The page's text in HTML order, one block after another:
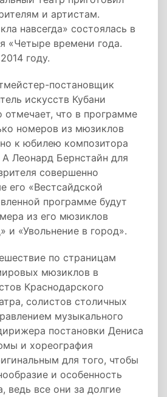
и артистам.
навсегда» состоялась в
«Четыре времени года.
году.
постановщик
искусств Кубани
что в программе
номеров из мюзиклов
к юбилею композитора
А Леонард Бернстайн для
совершенно
его «Вестсайдской
программе будут
из его мюзиклов
и «Увольнение в город».
по страницам
мюзиклов в
Краснодарского
солистов столичных
музыкального
постановки Дениса
и хореография
для того, чтобы
и особенность
ведь все они за долгие